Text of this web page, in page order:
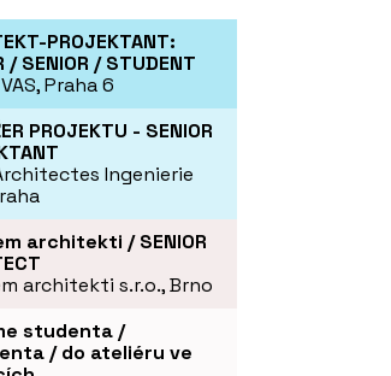
PROJEKTANT:
/ SENIOR / STUDENT
Praha 6
PROJEKTU - SENIOR
Ingenierie
architekti / SENIOR
architekti s.r.o., Brno
studenta /
/ do ateliéru ve